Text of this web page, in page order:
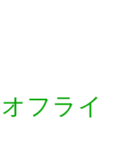
オフライ